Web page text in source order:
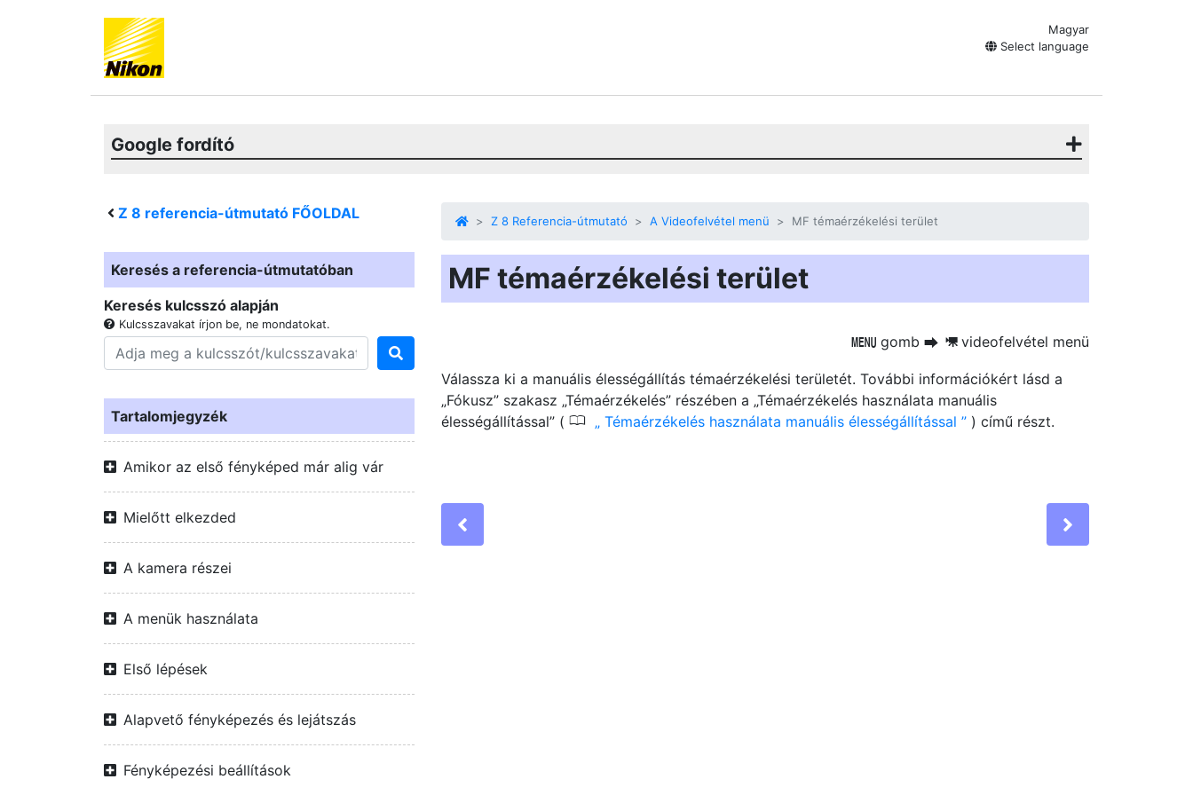
Magyar
Select language
Google fordító
Z 8 referencia-útmutató FŐOLDAL
Keresés a referencia-útmutatóban
Keresés kulcsszó alapján
Kulcsszavakat írjon be, ne mondatokat.
Tartalomjegyzék
Amikor az első fényképed már alig vár
Mielőtt elkezded
A kamera részei
A menük használata
Első lépések
Alapvető fényképezés és lejátszás
Fényképezési beállítások
Z 8 Referencia-útmutató A Videofelvétel menü MF témaérzékelési terület
MF témaérzékelési terület
G gomb U 1 videofelvétel menü
Válassza ki a manuális élességállítás témaérzékelési területét. További információkért lásd a
„Fókusz” szakasz „Témaérzékelés” részében a „Témaérzékelés használata manuális
élességállítással” ( 0 Témaérzékelés használata manuális élességállítással ) című részt.